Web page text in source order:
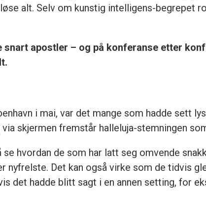
alt. Selv om kunstig intelligens-begrepet
snart apostler – og på konferanse etter
i mai, var det mange som hadde sett
skjermen fremstår halleluja-stemningen
hvordan de som har latt seg omvende
nyfrelste. Det kan også virke som de tidvis
det hadde blitt sagt i en annen setting, for